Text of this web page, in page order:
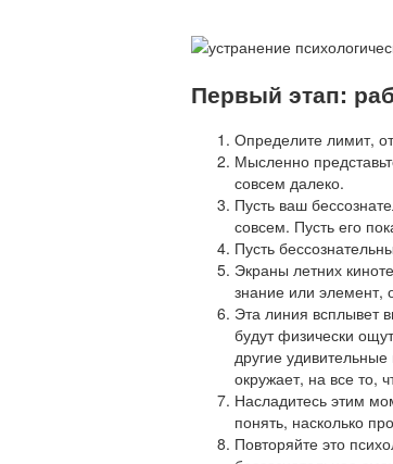
Первый этап:
Определите лимит,
Мысленно
совсем далеко.
Пусть ваш
совсем. Пусть его
Пусть
Экраны летних
знание или элемент,
Эта линия всплывет
будут физически
другие
окружает, на все то,
Насладитесь этим
понять, насколько
Повторяйте это